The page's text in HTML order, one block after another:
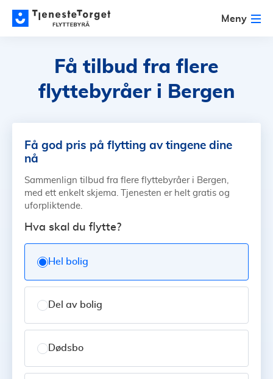
Meny
Få tilbud fra flere
flyttebyråer i Bergen
Få god pris på flytting av tingene dine
nå
Sammenlign tilbud fra flere flyttebyråer i Bergen,
med ett enkelt skjema. Tjenesten er helt gratis og
uforpliktende.
Hva skal du flytte?
Hel bolig
Del av bolig
Dødsbo